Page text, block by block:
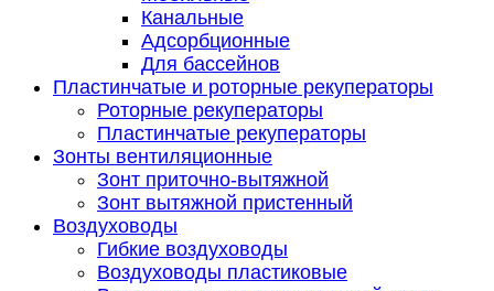
Канальные
Адсорбционные
Для бассейнов
Пластинчатые и роторные рекуператоры
Роторные рекуператоры
Пластинчатые рекуператоры
Зонты вентиляционные
Зонт приточно-вытяжной
Зонт вытяжной пристенный
Воздуховоды
Гибкие воздуховоды
Воздуховоды пластиковые